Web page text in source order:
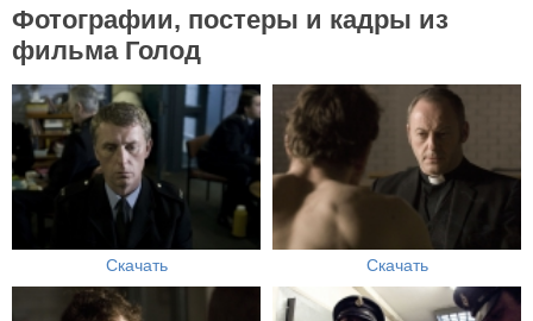
Фотографии, постеры и кадры из
фильма Голод
Скачать Скачать